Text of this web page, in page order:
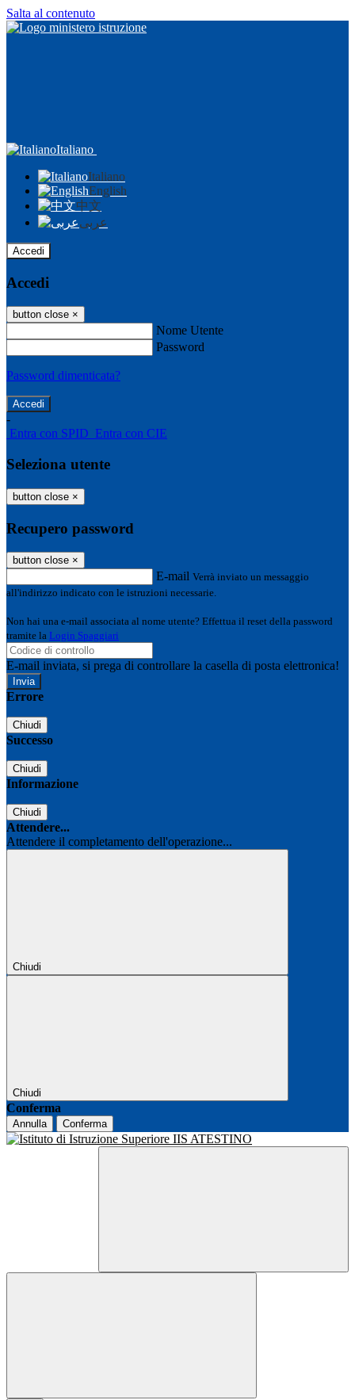
Salta al contenuto
Italiano
Italiano
English
中文
عربى
Accedi
Accedi
button close ×
Nome Utente
Password
Password dimenticata?
-
Entra con SPID Entra con CIE
Seleziona utente
button close ×
Recupero password
button close ×
E-mail Verrà inviato un messaggio
all'indirizzo indicato con le istruzioni necessarie.
Non hai una e-mail associata al nome utente? Effettua il reset della password
tramite la Login Spaggiari
E-mail inviata, si prega di controllare la casella di posta elettronica!
Errore
Chiudi
Successo
Chiudi
Informazione
Chiudi
Attendere...
Attendere il completamento dell'operazione...
Chiudi
Chiudi
Conferma
Annulla Conferma